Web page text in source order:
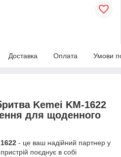
Доставка Оплата Умови
Kemei KM-1622
для щоденного
- це ваш надійний партнер у
поєднує в собі